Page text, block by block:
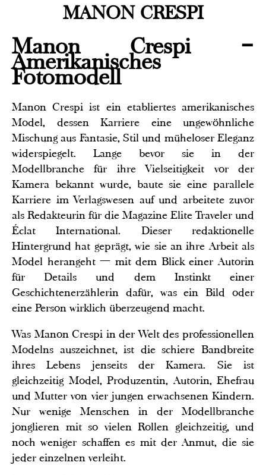
MANON CRESPI
Manon Crespi –
Amerikanisches
Fotomodell
Manon Crespi ist ein etabliertes amerikanisches
Model, dessen Karriere eine ungewöhnliche
Mischung aus Fantasie, Stil und müheloser Eleganz
widerspiegelt. Lange bevor sie in der
Modellbranche für ihre Vielseitigkeit vor der
Kamera bekannt wurde, baute sie eine parallele
Karriere im Verlagswesen auf und arbeitete zuvor
als Redakteurin für die Magazine Elite Traveler und
Éclat International. Dieser redaktionelle
Hintergrund hat geprägt, wie sie an ihre Arbeit als
Model herangeht — mit dem Blick einer Autorin
für Details und dem Instinkt einer
Geschichtenerzählerin dafür, was ein Bild oder
eine Person wirklich überzeugend macht.
Was Manon Crespi in der Welt des professionellen
Modelns auszeichnet, ist die schiere Bandbreite
ihres Lebens jenseits der Kamera. Sie ist
gleichzeitig Model, Produzentin, Autorin, Ehefrau
und Mutter von vier jungen erwachsenen Kindern.
Nur wenige Menschen in der Modellbranche
jonglieren mit so vielen Rollen gleichzeitig, und
noch weniger schaffen es mit der Anmut, die sie
jeder einzelnen verleiht.